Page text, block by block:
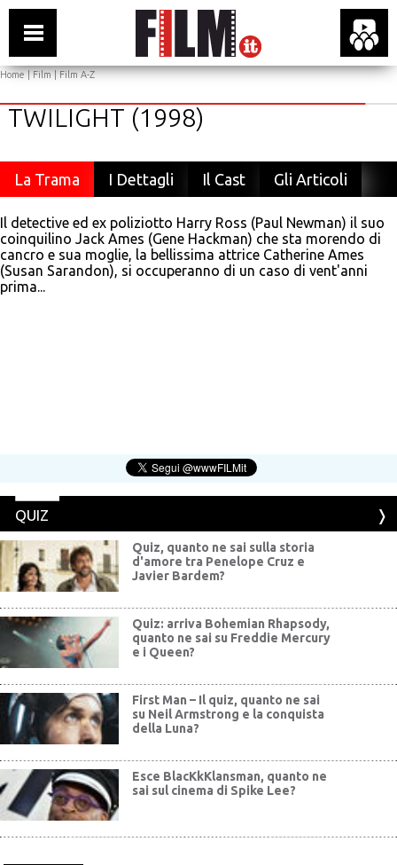
Home|Film|Film A-Z
TWILIGHT (1998)
La Trama I Dettagli Il Cast Gli Articoli
Il detective ed ex poliziotto Harry Ross (Paul Newman) il suo
coinquilino Jack Ames (Gene Hackman) che sta morendo di
cancro e sua moglie, la bellissima attrice Catherine Ames
(Susan Sarandon), si occuperanno di un caso di vent'anni
prima...
QUIZ
Quiz, quanto ne sai sulla storia
d'amore tra Penelope Cruz e
Javier Bardem?
Quiz: arriva Bohemian Rhapsody,
quanto ne sai su Freddie Mercury
e i Queen?
First Man – Il quiz, quanto ne sai
su Neil Armstrong e la conquista
della Luna?
Esce BlacKkKlansman, quanto ne
sai sul cinema di Spike Lee?